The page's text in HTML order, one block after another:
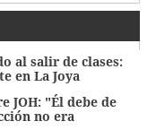
al salir de clases:
en La Joya
JOH: "Él debe de
no era